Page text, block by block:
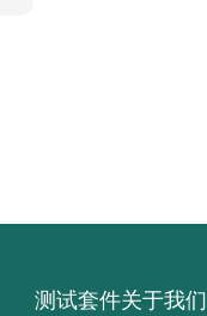
测试套件关于我们